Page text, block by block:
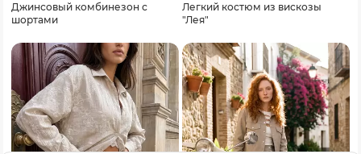
Джинсовый комбинезон с
шортами
Легкий костюм из вискозы
"Лея"